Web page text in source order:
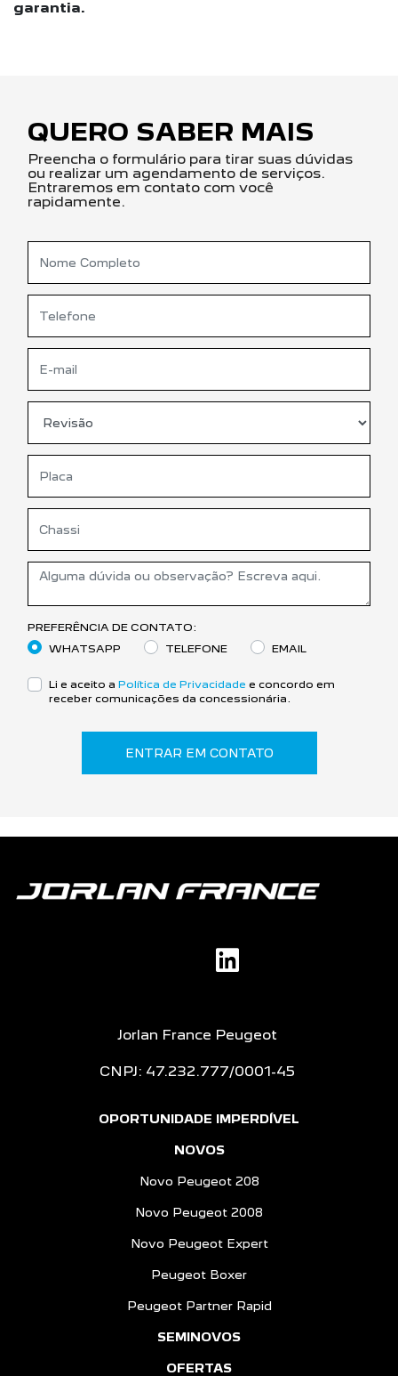
garantia.
QUERO SABER MAIS
Preencha o formulário para tirar suas dúvidas
ou realizar um agendamento de serviços.
Entraremos em contato com você
rapidamente.
PREFERÊNCIA DE CONTATO:
WHATSAPP
TELEFONE EMAIL
Li e aceito a Política de Privacidade e concordo em
receber comunicações da concessionária.
ENTRAR EM CONTATO
Jorlan France Peugeot
CNPJ: 47.232.777/0001-45
OPORTUNIDADE IMPERDÍVEL
NOVOS
Novo Peugeot 208
Novo Peugeot 2008
Novo Peugeot Expert
Peugeot Boxer
Peugeot Partner Rapid
SEMINOVOS
OFERTAS